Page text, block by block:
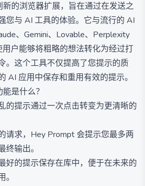
的浏览器扩展，旨在通过在发送之
您与 AI 工具的体验。它与流行的 AI
、Gemini、Lovable、Perplexity
户能够将粗略的想法转化为经过打
。这个工具不仅提高了您提示的质
AI 应用中保存和重用有效的提示。
是什么？
的提示通过一次点击转变为更清晰的
请求，Hey Prompt 会提示您最多两
输出。
好的提示保存在库中，便于在未来的